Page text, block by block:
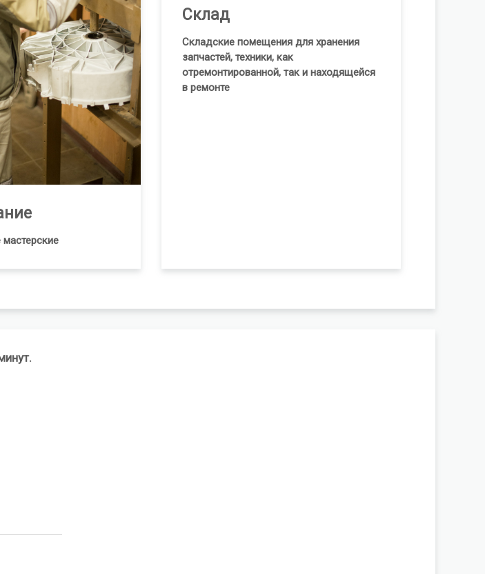
Склад
Складские помещения для хранения
запчастей, техники, как
отремонтированной, так и находящейся
в ремонте